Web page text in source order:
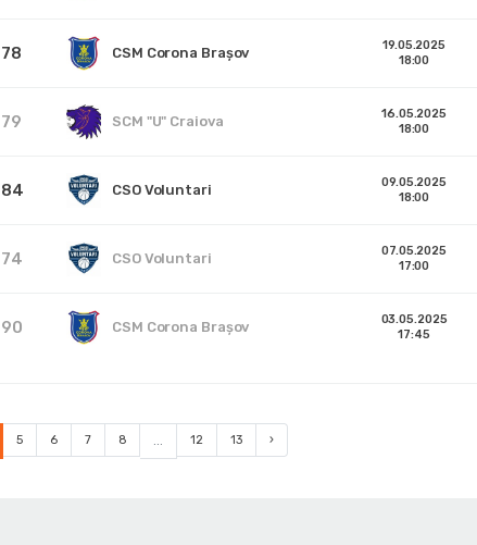
78 CSM Corona Braşov
19.05.2025
18:00
79 SCM "U" Craiova
16.05.2025
18:00
84 CSO Voluntari
09.05.2025
18:00
74 CSO Voluntari
07.05.2025
17:00
90 CSM Corona Braşov
03.05.2025
17:45
5 6 7 8 ... 12 13 ›